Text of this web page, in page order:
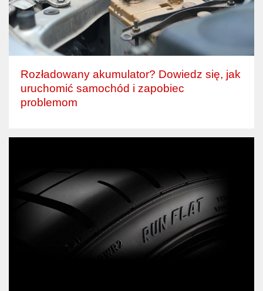
Rozładowany akumulator? Dowiedz się, jak
uruchomić samochód i zapobiec
problemom